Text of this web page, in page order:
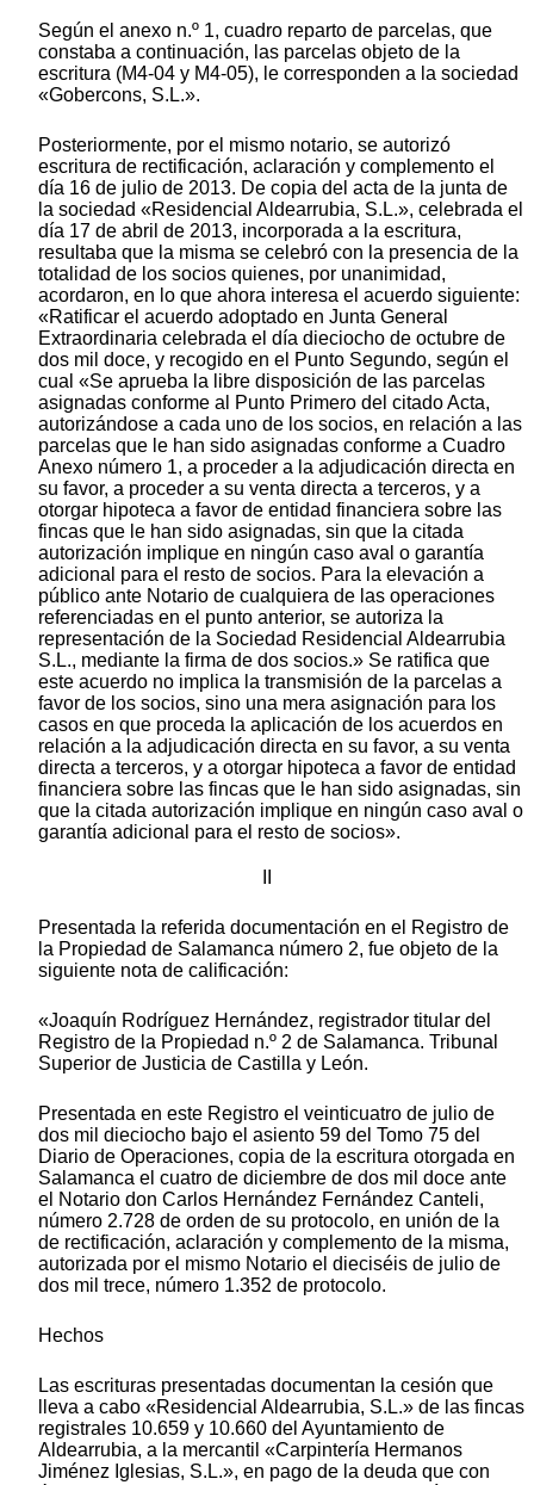
Según el anexo n.º 1, cuadro reparto de parcelas, que
constaba a continuación, las parcelas objeto de la
escritura (M4-04 y M4-05), le corresponden a la sociedad
«Gobercons, S.L.».
Posteriormente, por el mismo notario, se autorizó
escritura de rectificación, aclaración y complemento el
día 16 de julio de 2013. De copia del acta de la junta de
la sociedad «Residencial Aldearrubia, S.L.», celebrada el
día 17 de abril de 2013, incorporada a la escritura,
resultaba que la misma se celebró con la presencia de la
totalidad de los socios quienes, por unanimidad,
acordaron, en lo que ahora interesa el acuerdo siguiente:
«Ratificar el acuerdo adoptado en Junta General
Extraordinaria celebrada el día dieciocho de octubre de
dos mil doce, y recogido en el Punto Segundo, según el
cual «Se aprueba la libre disposición de las parcelas
asignadas conforme al Punto Primero del citado Acta,
autorizándose a cada uno de los socios, en relación a las
parcelas que le han sido asignadas conforme a Cuadro
Anexo número 1, a proceder a la adjudicación directa en
su favor, a proceder a su venta directa a terceros, y a
otorgar hipoteca a favor de entidad financiera sobre las
fincas que le han sido asignadas, sin que la citada
autorización implique en ningún caso aval o garantía
adicional para el resto de socios. Para la elevación a
público ante Notario de cualquiera de las operaciones
referenciadas en el punto anterior, se autoriza la
representación de la Sociedad Residencial Aldearrubia
S.L., mediante la firma de dos socios.» Se ratifica que
este acuerdo no implica la transmisión de la parcelas a
favor de los socios, sino una mera asignación para los
casos en que proceda la aplicación de los acuerdos en
relación a la adjudicación directa en su favor, a su venta
directa a terceros, y a otorgar hipoteca a favor de entidad
financiera sobre las fincas que le han sido asignadas, sin
que la citada autorización implique en ningún caso aval o
garantía adicional para el resto de socios».
Presentada la referida documentación en el Registro de
la Propiedad de Salamanca número 2, fue objeto de la
siguiente nota de calificación:
«Joaquín Rodríguez Hernández, registrador titular del
Registro de la Propiedad n.º 2 de Salamanca. Tribunal
Superior de Justicia de Castilla y León.
Presentada en este Registro el veinticuatro de julio de
dos mil dieciocho bajo el asiento 59 del Tomo 75 del
Diario de Operaciones, copia de la escritura otorgada en
Salamanca el cuatro de diciembre de dos mil doce ante
el Notario don Carlos Hernández Fernández Canteli,
número 2.728 de orden de su protocolo, en unión de la
de rectificación, aclaración y complemento de la misma,
autorizada por el mismo Notario el dieciséis de julio de
dos mil trece, número 1.352 de protocolo.
Hechos
Las escrituras presentadas documentan la cesión que
lleva a cabo «Residencial Aldearrubia, S.L.» de las fincas
registrales 10.659 y 10.660 del Ayuntamiento de
Aldearrubia, a la mercantil «Carpintería Hermanos
Jiménez Iglesias, S.L.», en pago de la deuda que con